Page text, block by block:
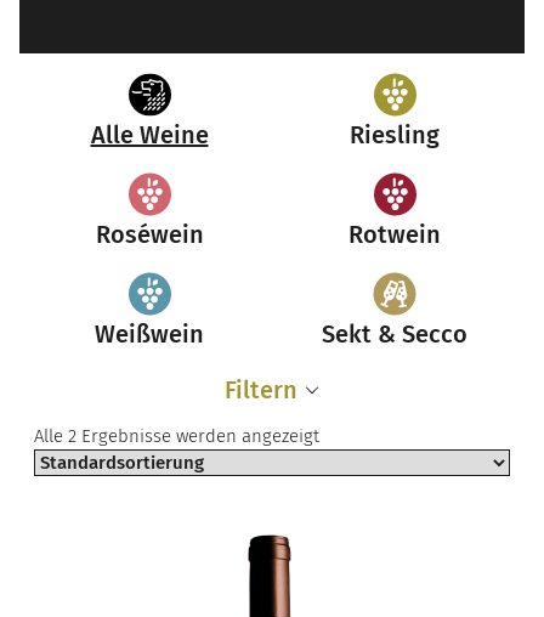
Alle Weine Riesling
Roséwein Rotwein
Weißwein
Sekt & Secco
Filtern
Alle 2 Ergebnisse werden angezeigt